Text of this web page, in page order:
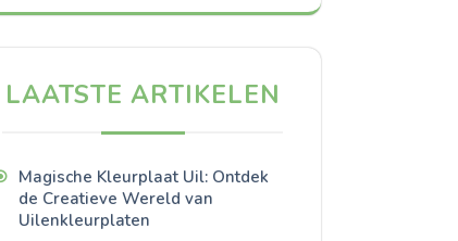
LAATSTE ARTIKELEN
Magische Kleurplaat Uil: Ontdek
de Creatieve Wereld van
Uilenkleurplaten